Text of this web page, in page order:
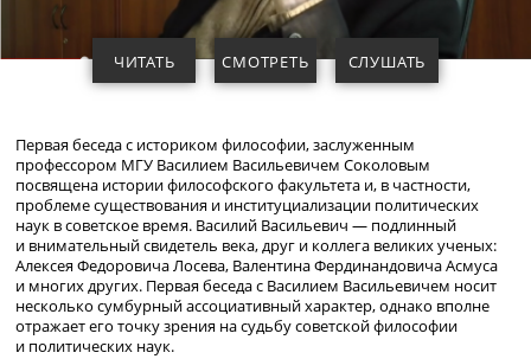
ЧИТАТЬ СМОТРЕТЬ СЛУШАТЬ
Первая беседа с историком философии, заслуженным
профессором МГУ Василием Васильевичем Соколовым
посвящена истории философского факультета и, в частности,
проблеме существования и институциализации политических
наук в советское время. Василий Васильевич — подлинный
и внимательный свидетель века, друг и коллега великих ученых:
Алексея Федоровича Лосева, Валентина Фердинандовича Асмуса
и многих других. Первая беседа с Василием Васильевичем носит
несколько сумбурный ассоциативный характер, однако вполне
отражает его точку зрения на судьбу советской философии
и политических наук.